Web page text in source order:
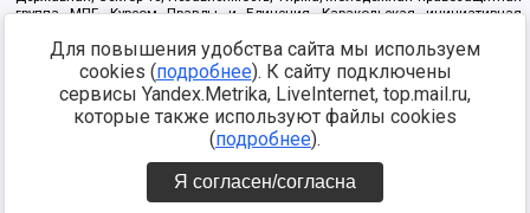
группа МПГ, Курсом Правды и Единения, Каракольская инициативная
Благотворительный пансионат Ак Умут, Русская республика Русь,
Арестантское уголовное единство, Башкорт, Нация и свобода, W.H.С., Фалунь
Дафа, Иртыш Ultras, Русский Патриотический клуб-Новокузнецк/РПК,
Сибирский державный союз, Фонд борьбы с коррупцией, Фонд защиты прав
граждан, Штабы Навального, Совет граждан СССР Прикубанского округа г.
https://minjust.gov.ru/ru/documents/7822/
Для повышения удобства сайта мы используем
cookies (подробнее). К сайту подключены
сервисы Yandex.Metrika, LiveInternet, top.mail.ru,
которые также используют файлы cookies
(подробнее).
Я согласен/согласна